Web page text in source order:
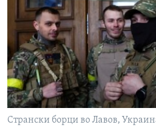
Странски борци во Лавов,